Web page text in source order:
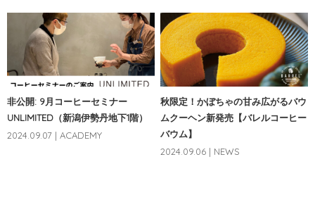
非公開: 9月コーヒーセミナー
UNLIMITED（新潟伊勢丹地下1階）
2024.09.07 | ACADEMY
秋限定！かぼちゃの甘み広がるバウ
ムクーヘン新発売【バレルコーヒー
バウム】
2024.09.06 | NEWS